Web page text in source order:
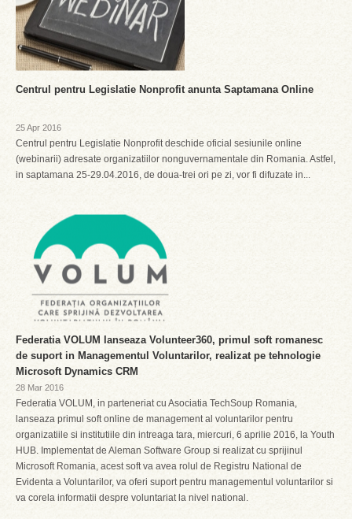
Centrul pentru Legislatie Nonprofit anunta Saptamana Online
25 Apr 2016
Centrul pentru Legislatie Nonprofit deschide oficial sesiunile online
(webinarii) adresate organizatiilor nonguvernamentale din Romania. Astfel,
in saptamana 25-29.04.2016, de doua-trei ori pe zi, vor fi difuzate in...
Federatia VOLUM lanseaza Volunteer360, primul soft romanesc
de suport in Managementul Voluntarilor, realizat pe tehnologie
Microsoft Dynamics CRM
28 Mar 2016
Federatia VOLUM, in parteneriat cu Asociatia TechSoup Romania,
lanseaza primul soft online de management al voluntarilor pentru
organizatiile si institutiile din intreaga tara, miercuri, 6 aprilie 2016, la Youth
HUB. Implementat de Aleman Software Group si realizat cu sprijinul
Microsoft Romania, acest soft va avea rolul de Registru National de
Evidenta a Voluntarilor, va oferi suport pentru managementul voluntarilor si
va corela informatii despre voluntariat la nivel national.